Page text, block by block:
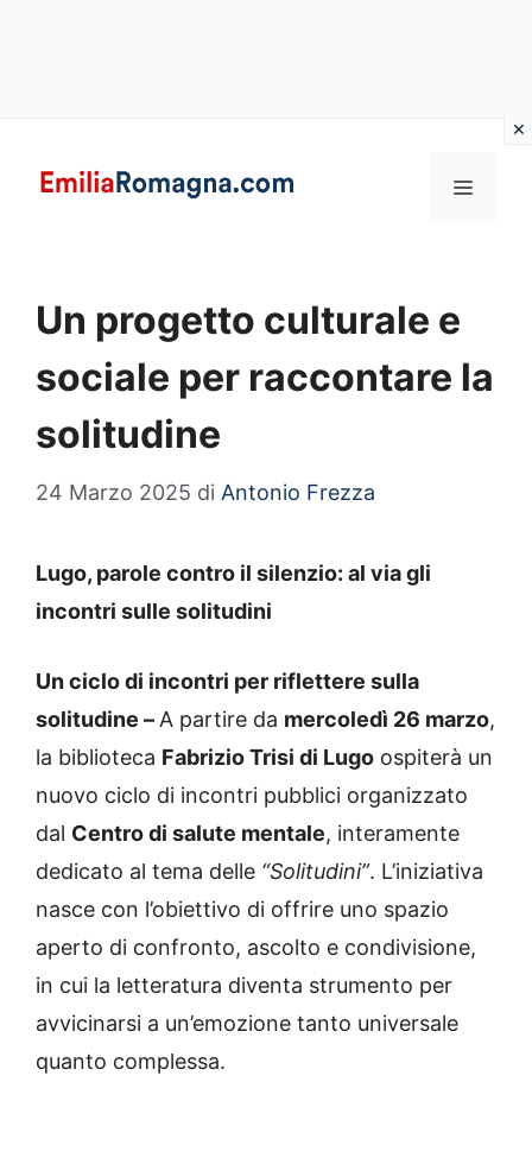
MENU
Un progetto culturale e
sociale per raccontare la
solitudine
24 Marzo 2025 di Antonio Frezza
Lugo, parole contro il silenzio: al via gli
incontri sulle solitudini
Un ciclo di incontri per riflettere sulla
solitudine –A partire da mercoledì 26 marzo,
la biblioteca Fabrizio Trisi di Lugo ospiterà un
nuovo ciclo di incontri pubblici organizzato
dal Centro di salute mentale, interamente
dedicato al tema delle “Solitudini”. L’iniziativa
nasce con l’obiettivo di offrire uno spazio
aperto di confronto, ascolto e condivisione,
in cui la letteratura diventa strumento per
avvicinarsi a un’emozione tanto universale
quanto complessa.